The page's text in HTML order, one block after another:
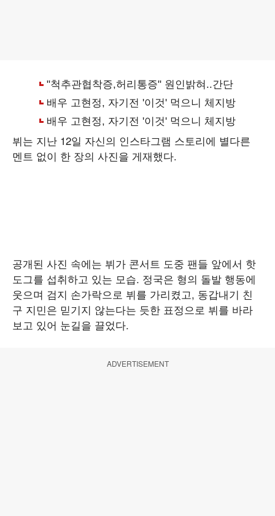
뷔는 지난 12일 자신의 인스타그램 스토리에 별다른
멘트 없이 한 장의 사진을 게재했다.
공개된 사진 속에는 뷔가 콘서트 도중 팬들 앞에서 핫
도그를 섭취하고 있는 모습. 정국은 형의 돌발 행동에
웃으며 검지 손가락으로 뷔를 가리켰고, 동갑내기 친
구 지민은 믿기지 않는다는 듯한 표정으로 뷔를 바라
보고 있어 눈길을 끌었다.
ADVERTISEMENT